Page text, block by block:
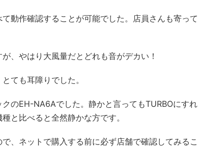
動作確認することが可能でした。店員さんも寄って
、やはり大風量だとどれも音がデカい！
ても耳障りでした。
のEH-NA6Aでした。静かと言ってもTURBOにすれ
と比べると全然静かな方です。
、ネットで購入する前に必ず店舗で確認してみるこ